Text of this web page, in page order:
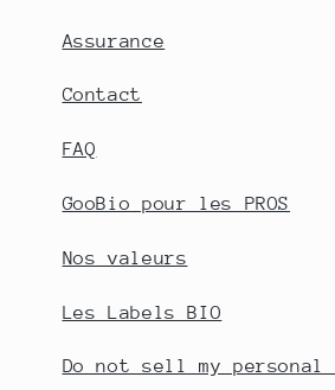
Assurance
Contact
FAQ
GooBio pour les PROS
Nos valeurs
Les Labels BIO
Do not sell my personal